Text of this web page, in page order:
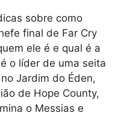
sobre como
final de Far Cry
ele é e qual é a
o líder de uma seita
Jardim do Éden,
de Hope County,
o Messias e